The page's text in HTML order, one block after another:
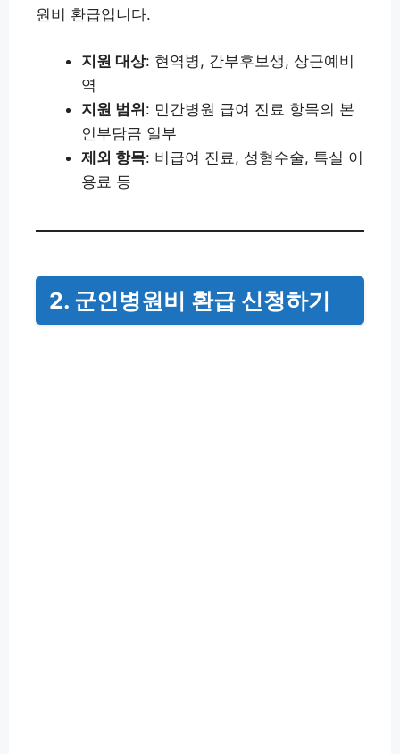
원비 환급입니다.
지원 대상: 현역병, 간부후보생, 상근예비
역
지원 범위: 민간병원 급여 진료 항목의 본
인부담금 일부
제외 항목: 비급여 진료, 성형수술, 특실 이
용료 등
2. 군인병원비 환급 신청하기